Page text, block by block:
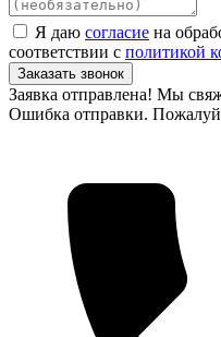
Я даю согласие на
соответствии с политикой
Заказать звонок
Заявка отправлена! Мы
Ошибка отправки.